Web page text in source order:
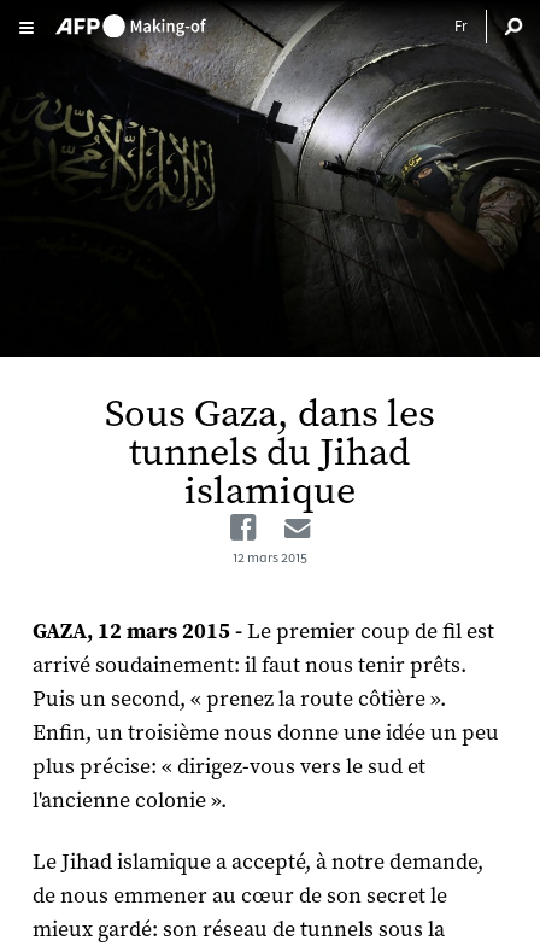
Aller au contenu principal
Sous Gaza, dans les
tunnels du Jihad
islamique
Facebook
12 mars 2015
GAZA, 12 mars 2015 -Le premier coup de fil est
arrivé soudainement: il faut nous tenir prêts.
Puis un second, « prenez la route côtière ».
Enfin, un troisième nous donne une idée un peu
plus précise: « dirigez-vous vers le sud et
l'ancienne colonie ».
Le Jihad islamique a accepté, à notre demande,
de nous emmener au cœur de son secret le
mieux gardé: son réseau de tunnels sous la